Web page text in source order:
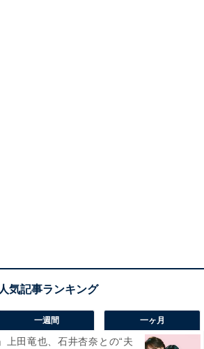
一週間 一ヶ月
上田竜也、石井杏奈との“夫